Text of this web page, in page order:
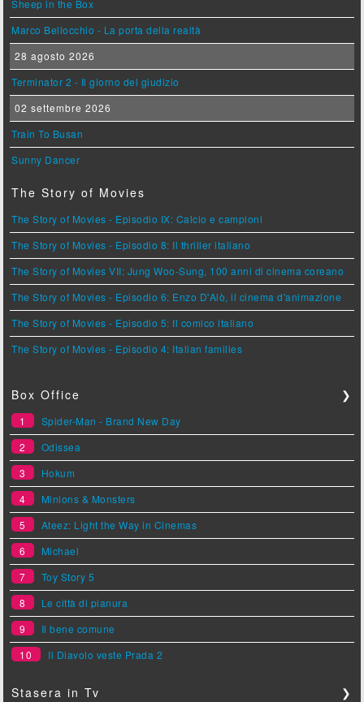
Sheep in the Box
Marco Bellocchio - La porta della realtà
28 agosto 2026
Terminator 2 - Il giorno del giudizio
02 settembre 2026
Train To Busan
Sunny Dancer
The Story of Movies
The Story of Movies - Episodio IX: Calcio e campioni
The Story of Movies - Episodio 8: Il thriller italiano
The Story of Movies VII: Jung Woo-Sung, 100 anni di cinema coreano
The Story of Movies - Episodio 6: Enzo D'Alò, il cinema d'animazione
The Story of Movies - Episodio 5: Il comico italiano
The Story of Movies - Episodio 4: Italian families
Box Office ❯
1
Spider-Man - Brand New Day
2
Odissea
3
Hokum
4
Minions & Monsters
5
Ateez: Light the Way in Cinemas
6
Michael
7
Toy Story 5
8
Le città di pianura
9
Il bene comune
10
Il Diavolo veste Prada 2
Stasera in Tv ❯